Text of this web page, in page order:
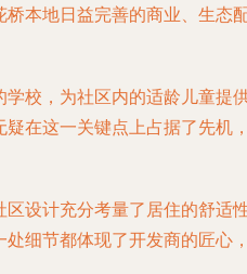
本地日益完善的商业、生态
校，为社区内的适龄儿童提
在这一关键点上占据了先机
设计充分考量了居住的舒适
细节都体现了开发商的匠心